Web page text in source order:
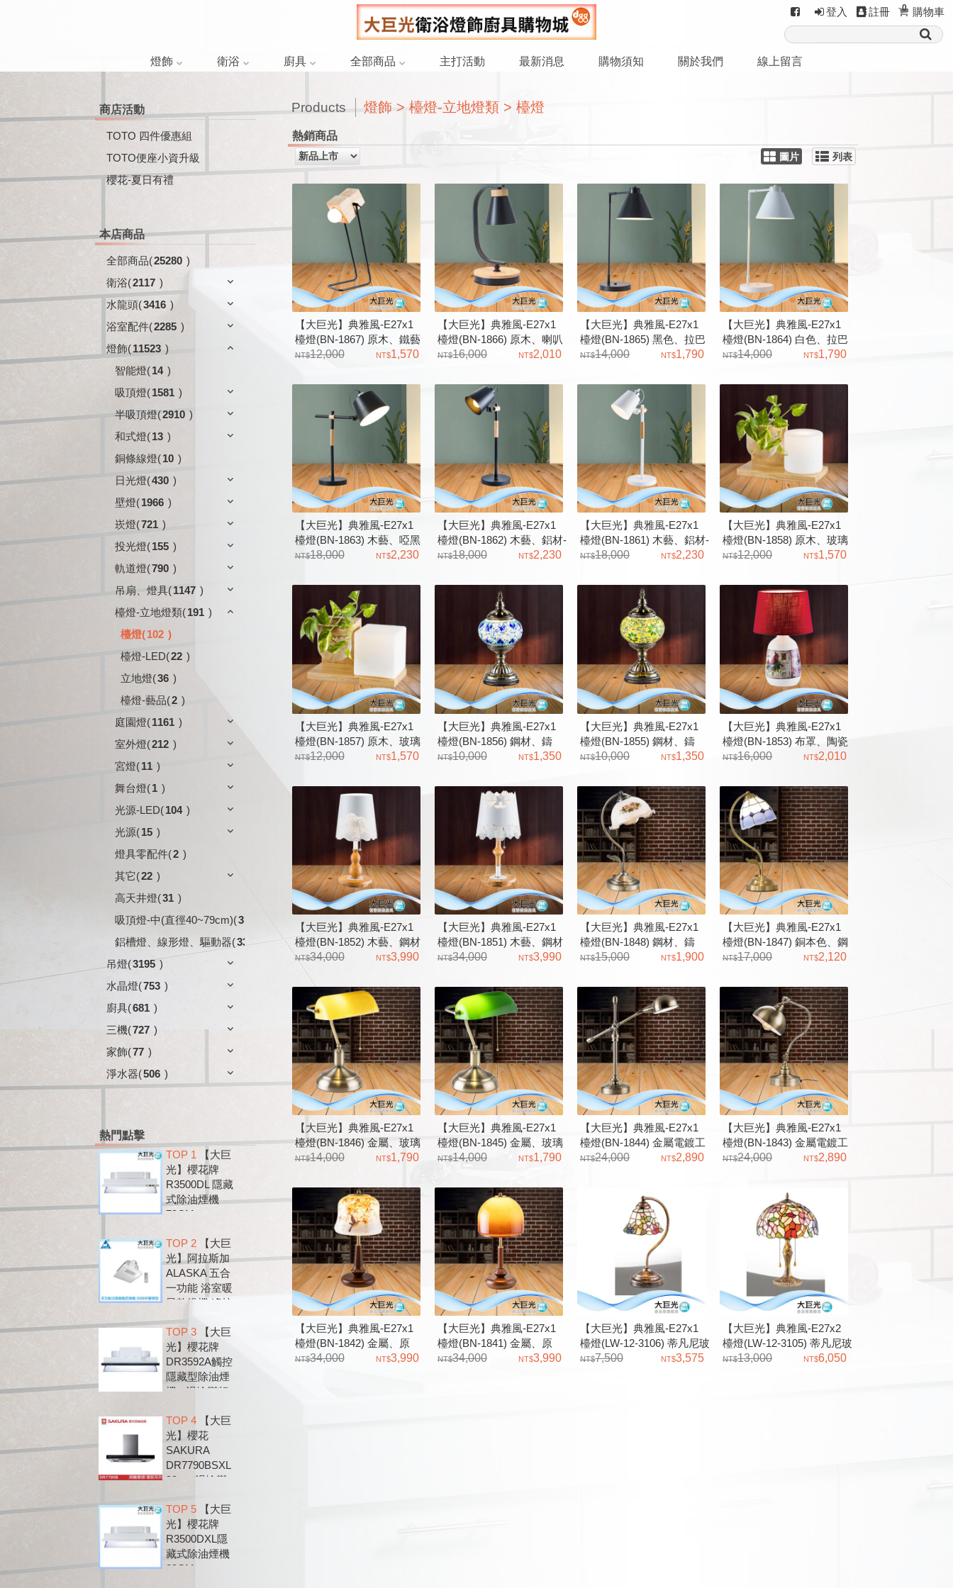
登入 註冊 0 購物車
燈飾 衛浴 廚具 全部商品 主打活動 最新消息 購物須知 關於我們 線上留言
商店活動
TOTO 四件優惠組
TOTO便座小資升級
櫻花-夏日有禮
本店商品
全部商品(25280 )
衛浴(2117 )
水龍頭(3416 )
浴室配件(2285 )
燈飾(11523 )
智能燈(14 )
吸頂燈(1581 )
半吸頂燈(2910 )
和式燈(13 )
銅條線燈(10 )
日光燈(430 )
壁燈(1966 )
崁燈(721 )
投光燈(155 )
軌道燈(790 )
吊扇、燈具(1147 )
檯燈-立地燈類(191 )
檯燈(102 )
檯燈-LED(22 )
立地燈(36 )
檯燈-藝品(2 )
庭園燈(1161 )
室外燈(212 )
宮燈(11 )
舞台燈(1 )
光源-LED(104 )
光源(15 )
燈具零配件(2 )
其它(22 )
高天井燈(31 )
吸頂燈-中(直徑40~79cm)(3
鋁槽燈、線形燈、驅動器(33
吊燈(3195 )
水晶燈(753 )
廚具(681 )
三機(727 )
家飾(77 )
淨水器(506 )
熱門點擊
TOP 1 【大巨
光】櫻花牌
R3500DL 隱藏
式除油煙機
79CM
TOP 2【大巨
光】阿拉斯加
ALASKA 五合
一功能 浴室暖
風乾燥機 遙控
款 300BRP
TOP 3【大巨
光】櫻花牌
DR3592A觸控
隱藏型除油煙
機 - 渦輪變頻
TOP 4【大巨
光】櫻花
SAKURA
DR7790BSXL
90cm 渦輪變
除油煙機
DR7790B
TOP 5【大巨
光】櫻花牌
R3500DXL隱
藏式除油煙機
89CM
Products 燈飾 > 檯燈-立地燈類 > 檯燈
熱銷商品
圖片 列表
【大巨光】典雅風-E27x1
檯燈(BN-1867) 原木、鐵藝
－多爾日
12,000 1,570
【大巨光】典雅風-E27x1
檯燈(BN-1866) 原木、喇叭
檯燈－庫克斯
16,000 2,010
【大巨光】典雅風-E27x1
檯燈(BN-1865) 黑色、拉巴
檯燈－庫喬韋
14,000 1,790
【大巨光】典雅風-E27x1
檯燈(BN-1864) 白色、拉巴
檯燈－庫喬韋
14,000 1,790
【大巨光】典雅風-E27x1
檯燈(BN-1863) 木藝、啞黑
18,000
2,230
【大巨光】典雅風-E27x1
檯燈(BN-1862) 木藝、鋁材-
娜莎18,000 2,230
【大巨光】典雅風-E27x1
檯燈(BN-1861) 木藝、鋁材-
娜莎18,000 2,230
【大巨光】典雅風-E27x1
檯燈(BN-1858) 原木、玻璃
(不附植栽)
12,000 1,570
【大巨光】典雅風-E27x1
檯燈(BN-1857) 原木、玻璃
(不附植栽)
12,000 1,570
【大巨光】典雅風-E27x1
檯燈(BN-1856) 鋼材、鑄
鐵、古典玻璃 復古系列檯
10,000 1,350
【大巨光】典雅風-E27x1
檯燈(BN-1855) 鋼材、鑄
鐵、古典玻璃 復古系列檯
10,000 1,350
【大巨光】典雅風-E27x1
檯燈(BN-1853) 布罩、陶瓷
－博德16,000 2,010
【大巨光】典雅風-E27x1
檯燈(BN-1852) 木藝、鋼材
鐳射工藝 布勒伊拉
34,000 3,990
【大巨光】典雅風-E27x1
檯燈(BN-1851) 木藝、鋼材
鐳射工藝 布勒伊拉
34,000 3,990
【大巨光】典雅風-E27x1
檯燈(BN-1848) 鋼材、鑄
鐵、古典玻璃 復古系列檯
15,000 1,900
【大巨光】典雅風-E27x1
檯燈(BN-1847) 銅本色、鋼
材、蘭花罩玻璃
17,000 2,120
【大巨光】典雅風-E27x1
檯燈(BN-1846) 金屬、玻璃
14,000
1,790
【大巨光】典雅風-E27x1
檯燈(BN-1845) 金屬、玻璃
14,000
1,790
【大巨光】典雅風-E27x1
檯燈(BN-1844) 金屬電鍍工
藝 24,000 2,890
【大巨光】典雅風-E27x1
檯燈(BN-1843) 金屬電鍍工
藝 24,000 2,890
【大巨光】典雅風-E27x1
檯燈(BN-1842) 金屬、原
木、玻璃
34,000 3,990
【大巨光】典雅風-E27x1
檯燈(BN-1841) 金屬、原
木、玻璃
34,000 3,990
【大巨光】典雅風-E27x1
檯燈(LW-12-3106) 蒂凡尼玻
璃 7,500 3,575
【大巨光】典雅風-E27x2
檯燈(LW-12-3105) 蒂凡尼玻
璃 附拉式開關
13,000 6,050